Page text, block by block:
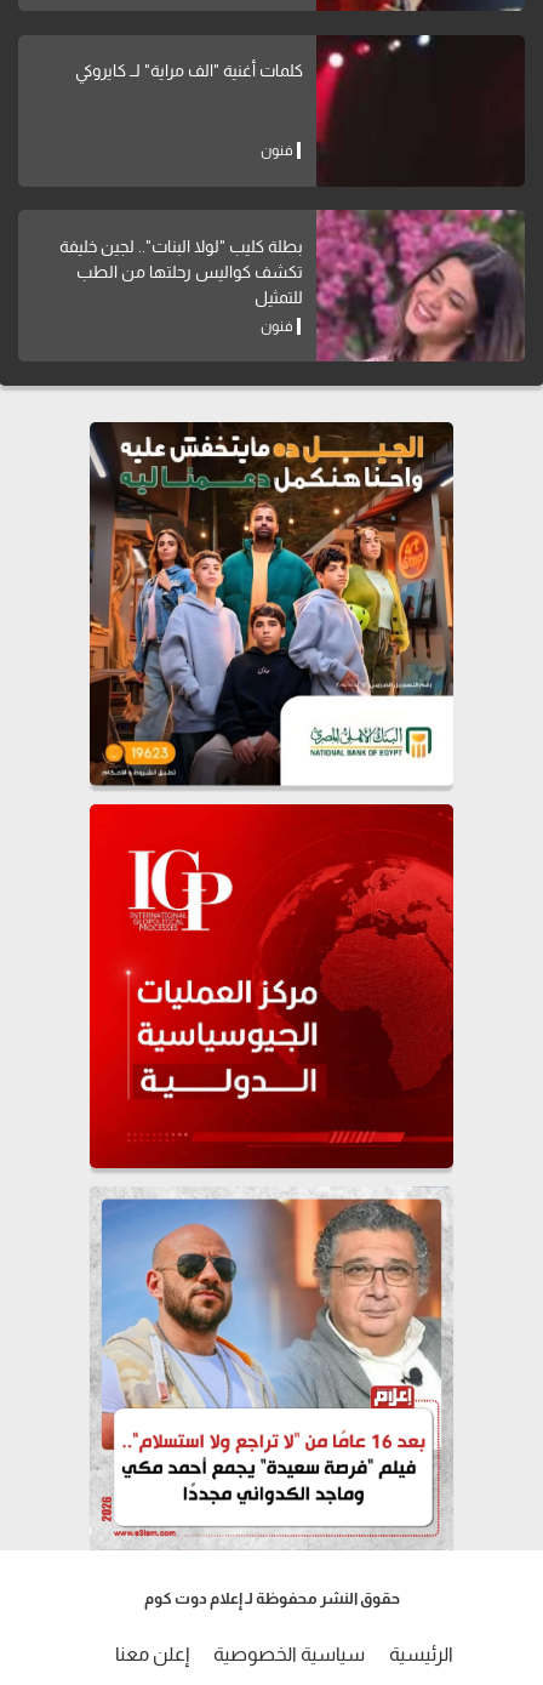
كلمات أغنية "الف مراية" لــ كايروكي
فنون
بطلة كليب "لولا البنات".. لجين خليفة
تكشف كواليس رحلتها من الطب
للتمثيل
فنون
حقوق النشر محفوظة لـ إعلام دوت كوم
الرئيسية سياسية الخصوصية إعلن معنا